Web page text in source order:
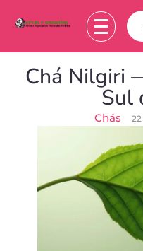
Chá Nilgiri
Sul
Chás